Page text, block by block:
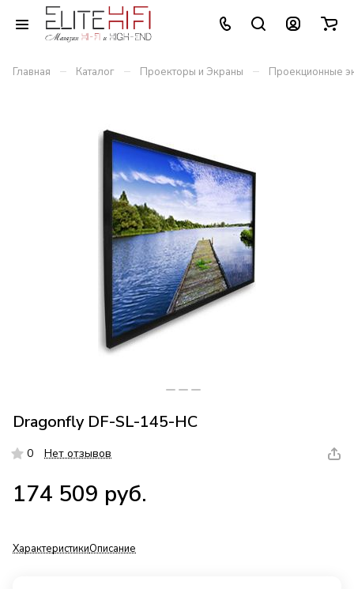
Главная – Каталог – Проекторы и Экраны – Проекционные
Dragonfly DF-SL-145-HC
0 Нет отзывов
174 509 руб.
ХарактеристикиОписание